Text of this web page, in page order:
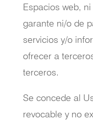
Espacios web,
garante ni/o de
servicios y/o
ofrecer a
terceros.
Se concede al
revocable y no